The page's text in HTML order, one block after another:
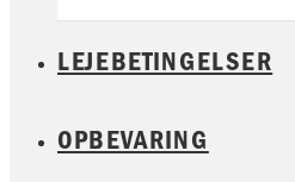
LEJEBETINGELSER
OPBEVARING